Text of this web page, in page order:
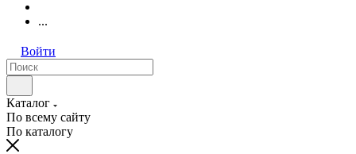
...
Войти
Каталог
По всему сайту
По каталогу